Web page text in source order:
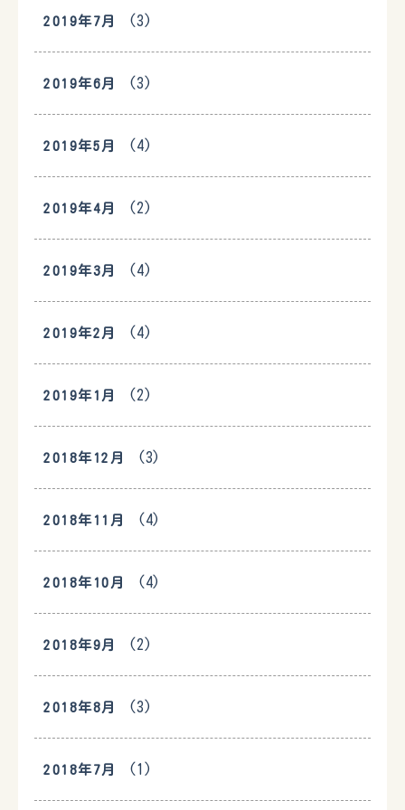
2019年7月 (3)
2019年6月 (3)
2019年5月 (4)
2019年4月 (2)
2019年3月 (4)
2019年2月 (4)
2019年1月 (2)
2018年12月 (3)
2018年11月 (4)
2018年10月 (4)
2018年9月 (2)
2018年8月 (3)
2018年7月 (1)